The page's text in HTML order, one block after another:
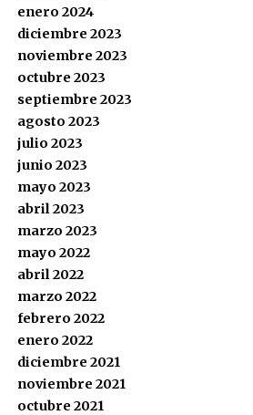
enero 2024
diciembre 2023
noviembre 2023
octubre 2023
septiembre 2023
agosto 2023
julio 2023
junio 2023
mayo 2023
abril 2023
marzo 2023
mayo 2022
abril 2022
marzo 2022
febrero 2022
enero 2022
diciembre 2021
noviembre 2021
octubre 2021